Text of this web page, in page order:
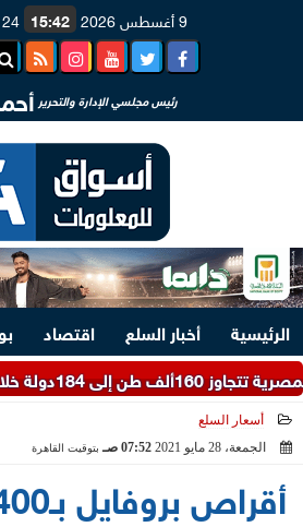
9 أغسطس 2026 15:42 24 صفر 1448
رئيس مجلسي الإدارة والتحرير
الرئيسية أخبار السلع اقتصاد
أسبوع
أسعار السلع
الجمعة، 28 مايو 2021
07:52 صـ بتوقيت القاهرة